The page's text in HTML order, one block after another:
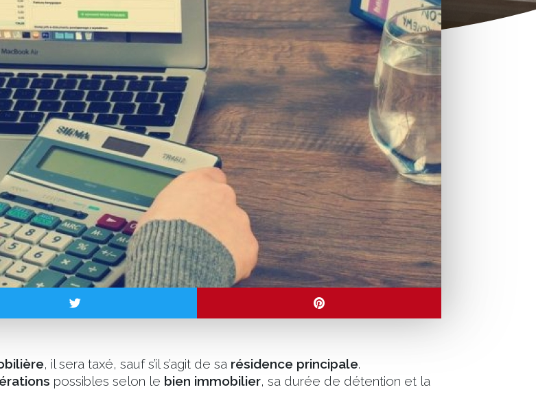
, il sera taxé, sauf s’il s’agit de sa résidence principale.
possibles selon le bien immobilier, sa durée de détention et la